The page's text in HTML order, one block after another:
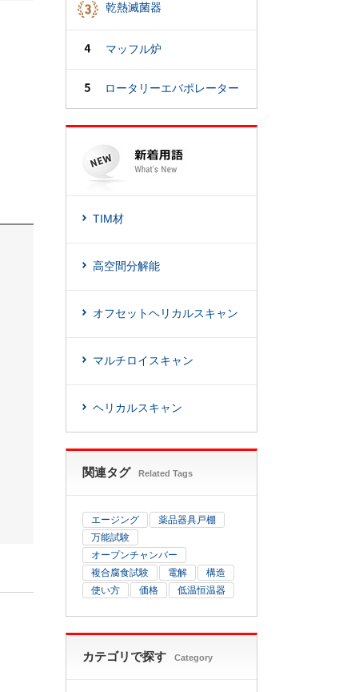
乾熱滅菌器
マッフル炉
ロータリーエバポレーター
TIM材
高空間分解能
オフセットヘリカルスキャン
マルチロイスキャン
ヘリカルスキャン
関連タグ Related Tags
エージング
薬品器具戸棚
万能試験
オープンチャンバー
複合腐食試験
電解
構造
使い方
価格 低温恒温器
カテゴリで探す Category